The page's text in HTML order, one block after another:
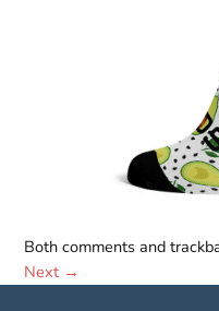
Both comments and
Next →
Nödvändiga